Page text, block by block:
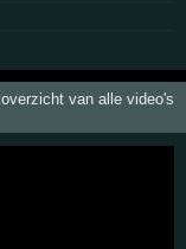
overzicht van alle video's